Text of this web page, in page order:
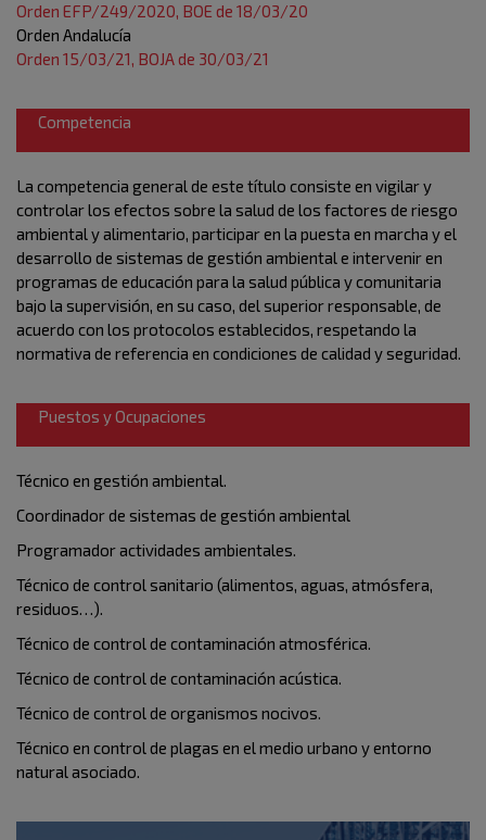
Orden EFP/249/2020, BOE de 18/03/20
Orden Andalucía
Orden 15/03/21, BOJA de 30/03/21
Competencia
La competencia general de este título consiste en vigilar y
controlar los efectos sobre la salud de los factores de riesgo
ambiental y alimentario, participar en la puesta en marcha y el
desarrollo de sistemas de gestión ambiental e intervenir en
programas de educación para la salud pública y comunitaria
bajo la supervisión, en su caso, del superior responsable, de
acuerdo con los protocolos establecidos, respetando la
normativa de referencia en condiciones de calidad y seguridad.
Puestos y Ocupaciones
Técnico en gestión ambiental.
Coordinador de sistemas de gestión ambiental
Programador actividades ambientales.
Técnico de control sanitario (alimentos, aguas, atmósfera,
residuos…).
Técnico de control de contaminación atmosférica.
Técnico de control de contaminación acústica.
Técnico de control de organismos nocivos.
Técnico en control de plagas en el medio urbano y entorno
natural asociado.